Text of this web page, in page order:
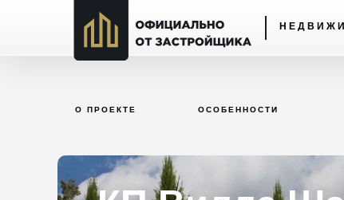
О ПРОЕКТЕ ОСОБЕННОСТИ